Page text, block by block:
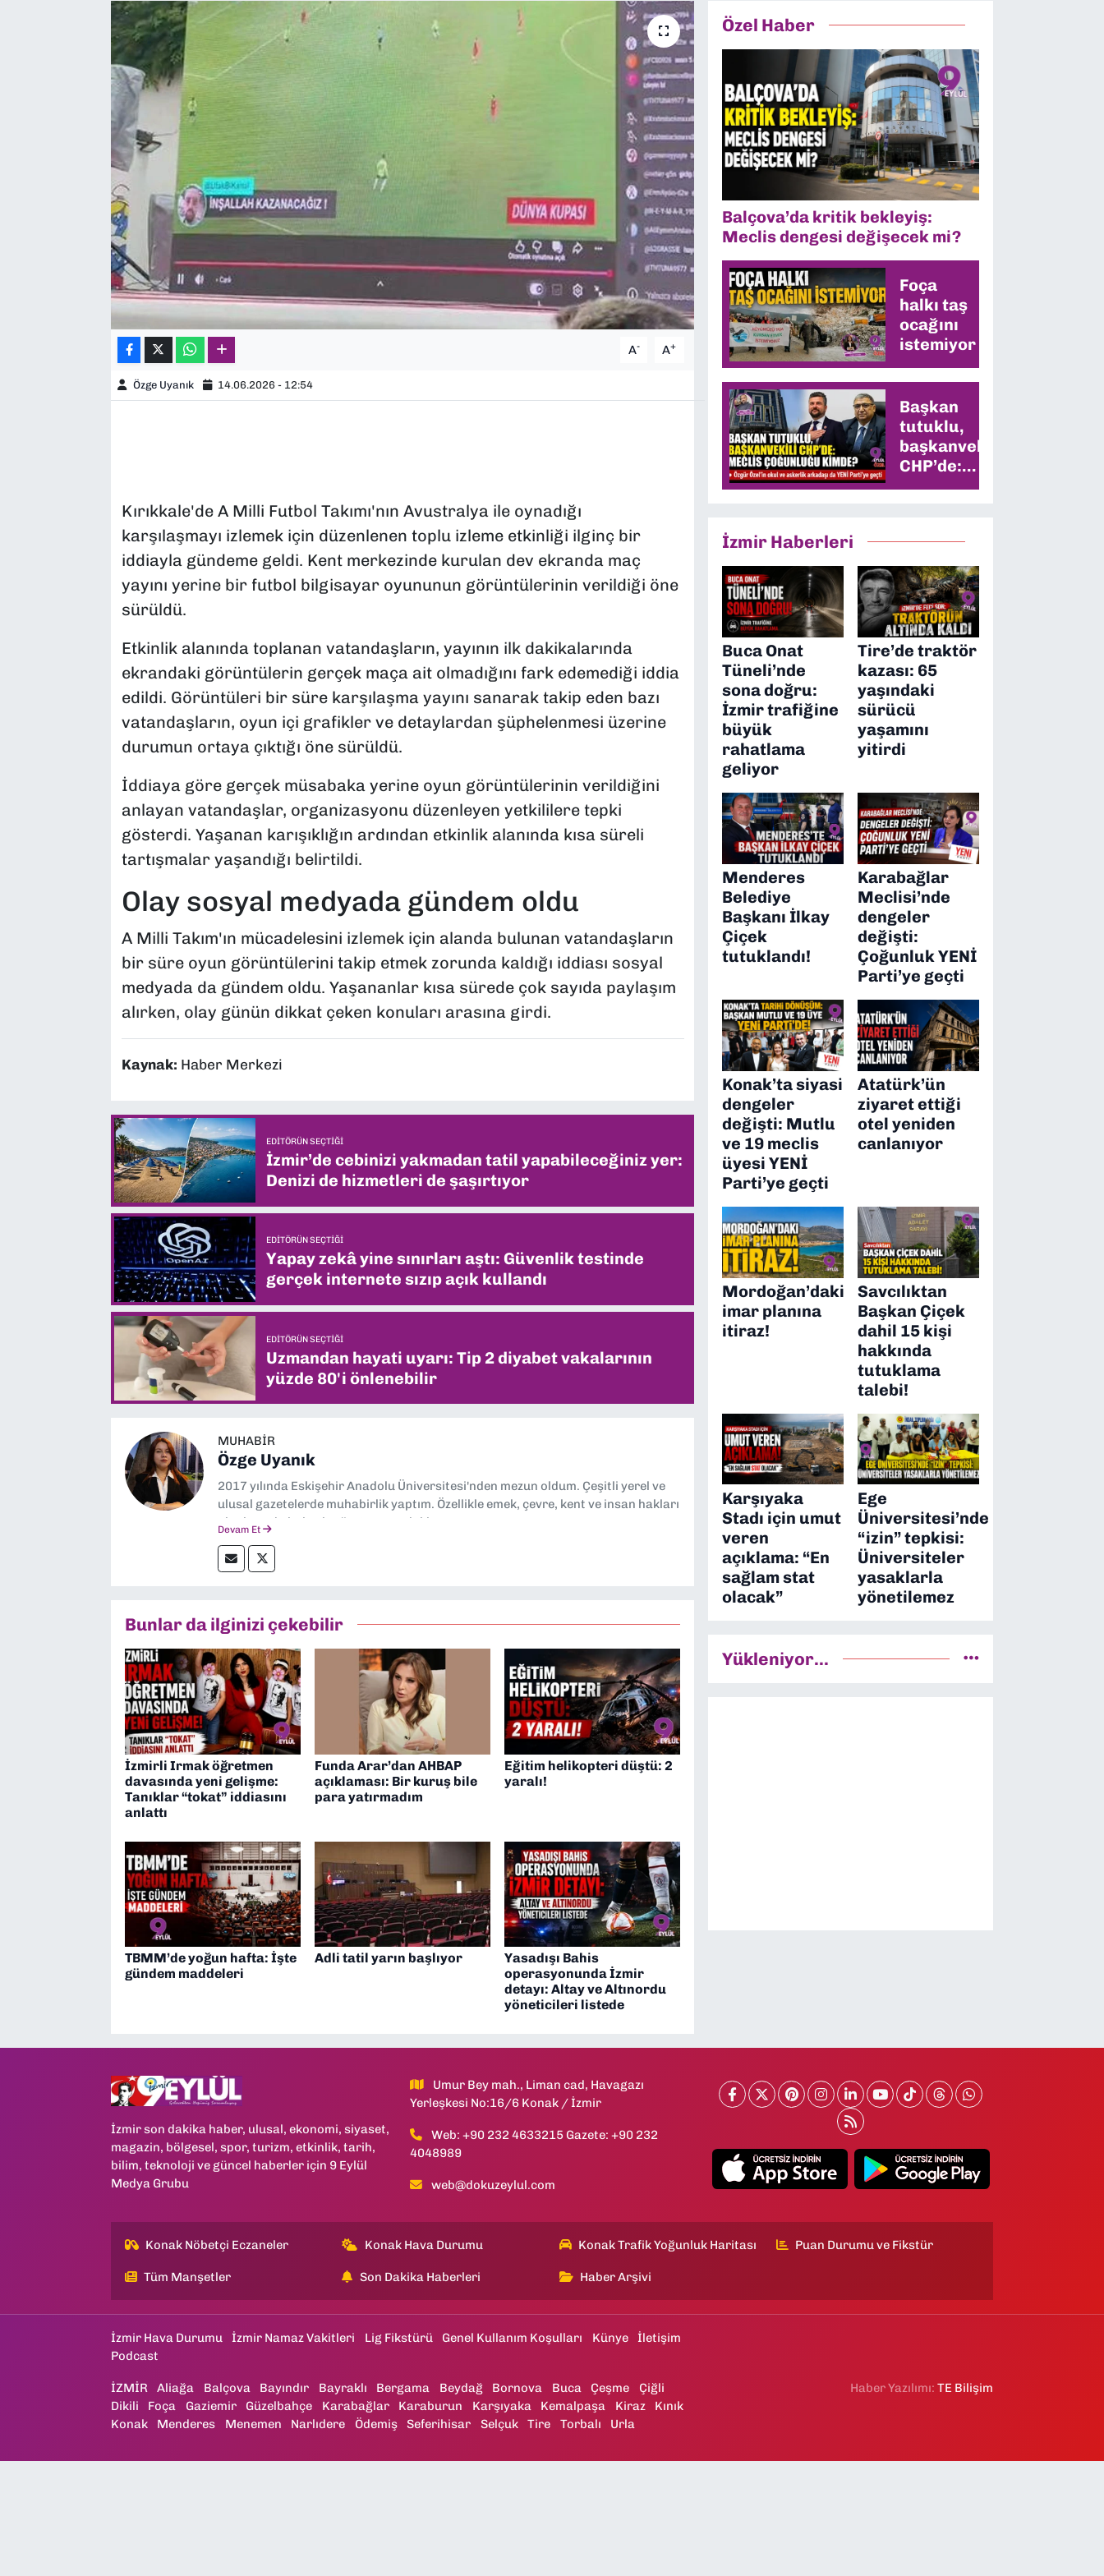
A- A+
Özge Uyanık 14.06.2026 - 12:54
Kırıkkale'de A Milli Futbol Takımı'nın Avustralya ile oynadığı
karşılaşmayı izlemek için düzenlenen toplu izleme etkinliği ilginç bir
iddiayla gündeme geldi. Kent merkezinde kurulan dev ekranda maç
yayını yerine bir futbol bilgisayar oyununun görüntülerinin verildiği öne
sürüldü.
Etkinlik alanında toplanan vatandaşların, yayının ilk dakikalarında
ekrandaki görüntülerin gerçek maça ait olmadığını fark edemediği iddia
edildi. Görüntüleri bir süre karşılaşma yayını sanarak takip eden bazı
vatandaşların, oyun içi grafikler ve detaylardan şüphelenmesi üzerine
durumun ortaya çıktığı öne sürüldü.
İddiaya göre gerçek müsabaka yerine oyun görüntülerinin verildiğini
anlayan vatandaşlar, organizasyonu düzenleyen yetkililere tepki
gösterdi. Yaşanan karışıklığın ardından etkinlik alanında kısa süreli
tartışmalar yaşandığı belirtildi.
Olay sosyal medyada gündem oldu
A Milli Takım'ın mücadelesini izlemek için alanda bulunan vatandaşların
bir süre oyun görüntülerini takip etmek zorunda kaldığı iddiası sosyal
medyada da gündem oldu. Yaşananlar kısa sürede çok sayıda paylaşım
alırken, olay günün dikkat çeken konuları arasına girdi.
Kaynak: Haber Merkezi
EDITÖRÜN SEÇTIĞI
İzmir’de cebinizi yakmadan tatil yapabileceğiniz yer:
Denizi de hizmetleri de şaşırtıyor
EDITÖRÜN SEÇTIĞI
Yapay zekâ yine sınırları aştı: Güvenlik testinde
gerçek internete sızıp açık kullandı
EDITÖRÜN SEÇTIĞI
Uzmandan hayati uyarı: Tip 2 diyabet vakalarının
yüzde 80'i önlenebilir
MUHABIR
Özge Uyanık
2017 yılında Eskişehir Anadolu Üniversitesi'nden mezun oldum. Çeşitli yerel ve
ulusal gazetelerde muhabirlik yaptım. Özellikle emek, çevre, kent ve insan hakları
alanlarında haberler üretmeye odaklanıyorum.
Devam Et
Bunlar da ilginizi çekebilir
İzmirli Irmak öğretmen
davasında yeni gelişme:
Tanıklar “tokat” iddiasını
anlattı
Funda Arar’dan AHBAP
açıklaması: Bir kuruş bile
para yatırmadım
Eğitim helikopteri düştü: 2
yaralı!
TBMM’de yoğun hafta: İşte
gündem maddeleri
Adli tatil yarın başlıyor
Yasadışı Bahis
operasyonunda İzmir
detayı: Altay ve Altınordu
yöneticileri listede
Özel Haber
Balçova’da kritik bekleyiş:
Meclis dengesi değişecek mi?
Foça
halkı taş
ocağını
istemiyor
Başkan
tutuklu,
başkanvekili
CHP’de:
Meclis
İzmir Haberleri
Buca Onat
Tüneli’nde
sona doğru:
İzmir trafiğine
büyük
rahatlama
geliyor
Tire’de traktör
kazası: 65
yaşındaki
sürücü
yaşamını
yitirdi
Menderes
Belediye
Başkanı İlkay
Çiçek
tutuklandı!
Karabağlar
Meclisi’nde
dengeler
değişti:
Çoğunluk YENİ
Parti’ye geçti
Konak’ta siyasi
dengeler
değişti: Mutlu
ve 19 meclis
üyesi YENİ
Parti’ye geçti
Atatürk’ün
ziyaret ettiği
otel yeniden
canlanıyor
Mordoğan’daki
imar planına
itiraz!
Savcılıktan
Başkan Çiçek
dahil 15 kişi
hakkında
tutuklama
talebi!
Karşıyaka
Stadı için umut
veren
açıklama: “En
sağlam stat
olacak”
Ege
Üniversitesi’nde
“izin” tepkisi:
Üniversiteler
yasaklarla
yönetilemez
Yükleniyor...
İzmir son dakika haber, ulusal, ekonomi, siyaset,
magazin, bölgesel, spor, turizm, etkinlik, tarih,
bilim, teknoloji ve güncel haberler için 9 Eylül
Medya Grubu
Umur Bey mah., Liman cad, Havagazı
Yerleşkesi No:16/6 Konak / İzmir
Web: +90 232 4633215 Gazete: +90 232
4048989
web@dokuzeylul.com
Konak Nöbetçi Eczaneler Konak Hava Durumu Konak Trafik Yoğunluk Haritası Puan Durumu ve Fikstür
Tüm Manşetler Son Dakika Haberleri Haber Arşivi
İzmir Hava Durumu İzmir Namaz Vakitleri Lig Fikstürü Genel Kullanım Koşulları Künye
İletişim
Podcast
İZMİR Aliağa Balçova Bayındır Bayraklı Bergama Beydağ Bornova Buca Çeşme
Çiğli
Dikili
Foça Gaziemir Güzelbahçe Karabağlar Karaburun Karşıyaka Kemalpaşa Kiraz
Kınık
Konak
Menderes Menemen Narlıdere Ödemiş Seferihisar Selçuk Tire Torbalı Urla
Haber Yazılımı:TE Bilişim
TEKNOLOJİ
YEREL YÖNETİMLER